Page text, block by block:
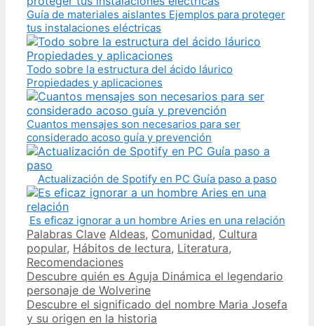
Guía de materiales aislantes Ejemplos para proteger
tus instalaciones eléctricas
Todo sobre la estructura del ácido láurico
Propiedades y aplicaciones
Cuantos mensajes son necesarios para ser
considerado acoso guía y prevención
Actualización de Spotify en PC Guía paso a paso
Es eficaz ignorar a un hombre Aries en una relación
Categories
Palabras Clave Tags
Aldeas, Comunidad, Cultura
popular, Hábitos de lectura, Literatura,
Recomendaciones
Post
navigation
Descubre quién es Aguja Dinámica el legendario
personaje de Wolverine
Descubre el significado del nombre Maria Josefa
y su origen en la historia